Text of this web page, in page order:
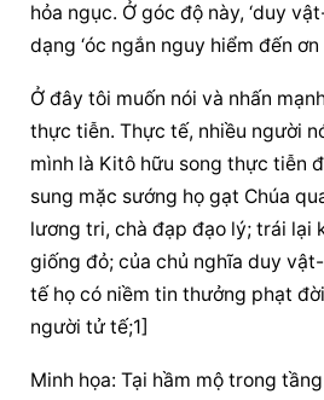
hỏa ngục. Ở góc độ này, ‘duy
dạng ‘óc ngắn nguy hiểm đến ơn
Ở đây tôi muốn nói và nhấn
thực tiễn. Thực tế, nhiều người
mình là Kitô hữu song thực tiễn
sung mặc sướng họ gạt Chúa
lương tri, chà đạp đạo lý; trái lại
giống đỏ; của chủ nghĩa duy
tế họ có niềm tin thưởng phạt
người tử tế;1]
Minh họa: Tại hầm mộ trong